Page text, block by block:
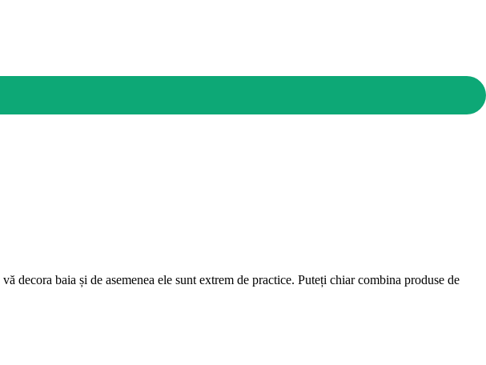
decora baia și de asemenea ele sunt extrem de practice. Puteți chiar combina produse de